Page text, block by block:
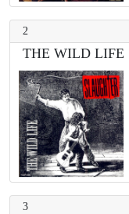
2
THE WILD LIFE
3